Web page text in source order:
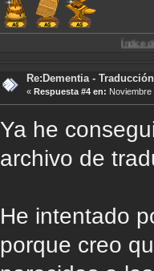
Índice de
Re:Dementia -
« Respuesta #4 en: Noviembre
Ya he
archivo de
He intentado
porque creo